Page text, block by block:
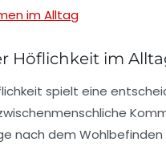
im Alltag
Höflichkeit im
spielt eine
nach dem